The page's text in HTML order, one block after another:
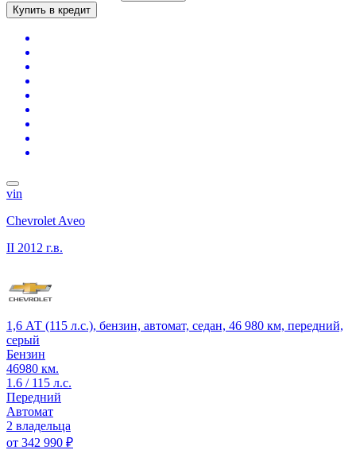
Купить в кредит
vin
Chevrolet Aveo
II 2012 г.в.
1,6 АТ (115 л.с.), бензин, автомат, седан, 46 980 км, передний,
серый
Бензин
46980 км.
1.6 / 115 л.с.
Передний
Автомат
2 владельца
от 342 990 ₽